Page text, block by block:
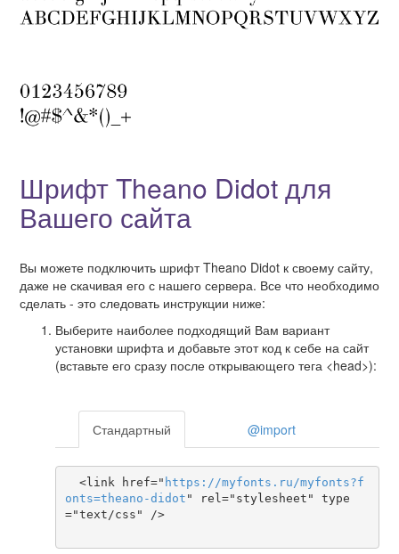
Шрифт Theano Didot для
Вашего сайта
Вы можете подключить шрифт Theano Didot к своему сайту,
даже не скачивая его с нашего сервера. Все что необходимо
сделать - это следовать инструкции ниже:
Выберите наиболее подходящий Вам вариант
установки шрифта и добавьте этот код к себе на сайт
(вставьте его сразу после открывающего тега <head>):
Стандартный @import
  <link href="
https ://myfonts . ru/myfonts?f
onts=theano-didot " rel="stylesheet" type
="text/css" />